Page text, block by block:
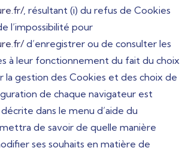
, résultant (i) du refus de Cookies
l’impossibilité pour
d’enregistrer ou de consulter les
à leur fonctionnement du fait du choix
la gestion des Cookies et des choix de
de chaque navigateur est
dans le menu d’aide du
de savoir de quelle manière
ses souhaits en matière de